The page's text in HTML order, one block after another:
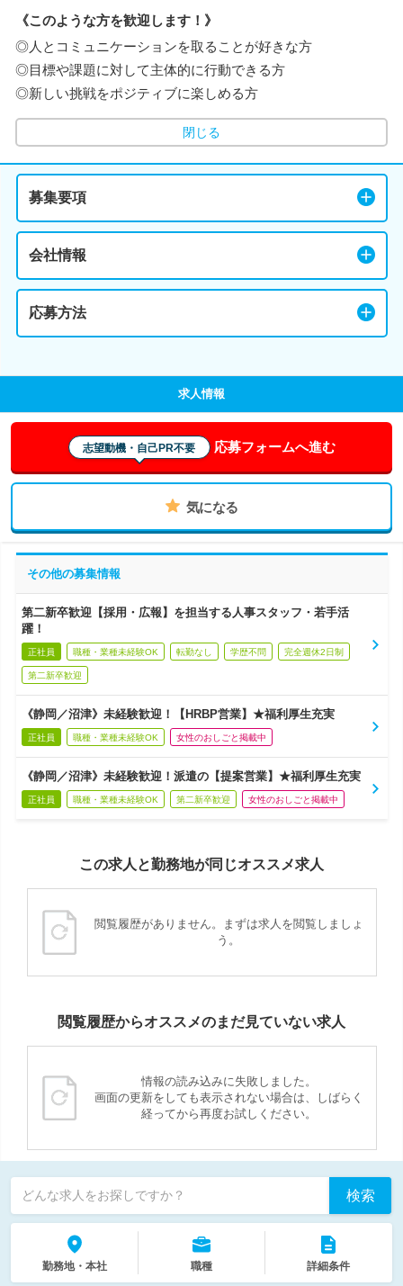
《このような方を歓迎します！》
◎人とコミュニケーションを取ることが好きな方
◎目標や課題に対して主体的に行動できる方
◎新しい挑戦をポジティブに楽しめる方
閉じる
募集要項
会社情報
応募方法
求人情報
志望動機・自己PR不要 応募フォームへ進む
気になる
その他の募集情報
第二新卒歓迎【採用・広報】を担当する人事スタッフ・若手活
躍！
正社員 職種・業種未経験OK 転勤なし 学歴不問 完全週休2日制
第二新卒歓迎
《静岡／沼津》未経験歓迎！【HRBP営業】★福利厚生充実
正社員 職種・業種未経験OK 女性のおしごと掲載中
《静岡／沼津》未経験歓迎！派遣の【提案営業】★福利厚生充実
正社員 職種・業種未経験OK 第二新卒歓迎 女性のおしごと掲載中
この求人と勤務地が同じオススメ求人
閲覧履歴がありません。まずは求人を閲覧しましょ
う。
閲覧履歴からオススメのまだ見ていない求人
情報の読み込みに失敗しました。
画面の更新をしても表示されない場合は、しばらく
経ってから再度お試しください。
どんな求人をお探しですか？ 検索
勤務地・本社 職種 詳細条件